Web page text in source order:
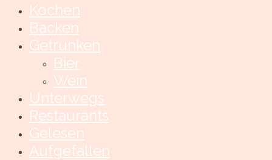
Kochen
Backen
Getrunken
Bier
Wein
Unterwegs
Restaurants
Gelesen
Aufgefallen